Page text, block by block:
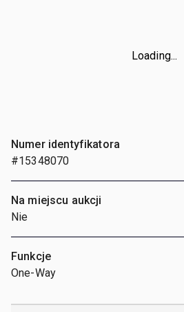
Loading...
Numer identyfikatora
#15348070
Na miejscu aukcji
Nie
Funkcje
One-Way